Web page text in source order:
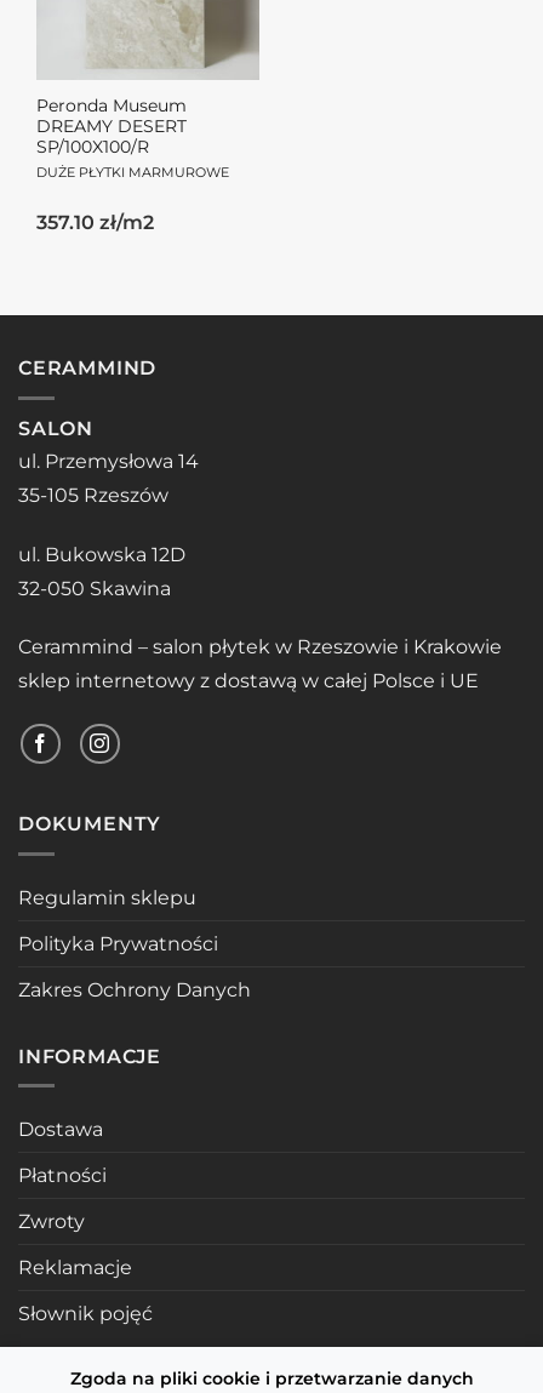
Peronda Museum
DREAMY DESERT
SP/100X100/R
DUŻE PŁYTKI MARMUROWE
357.10 zł/m2
Zgoda na pliki cookie i przetwarzanie danych
CERAMMIND
SALON
ul. Przemysłowa 14
35-105 Rzeszów
ul. Bukowska 12D
32-050 Skawina
Cerammind – salon płytek w Rzeszowie i Krakowie
sklep internetowy z dostawą w całej Polsce i UE
DOKUMENTY
Regulamin sklepu
Polityka Prywatności
Zakres Ochrony Danych
INFORMACJE
Dostawa
Płatności
Zwroty
Reklamacje
Słownik pojęć
POLECANE STRONY